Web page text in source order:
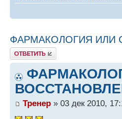
ФАРМАКОЛОГИЯ ИЛИ
Ответить
Тренер » 03 дек 2010,